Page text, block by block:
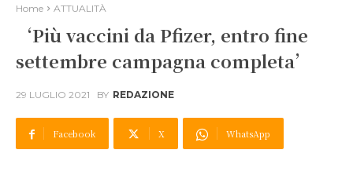
Home ATTUALITÀ
‘Più vaccini da Pfizer, entro fine
settembre campagna completa’
29 LUGLIO 2021 BY REDAZIONE
Facebook X WhatsApp